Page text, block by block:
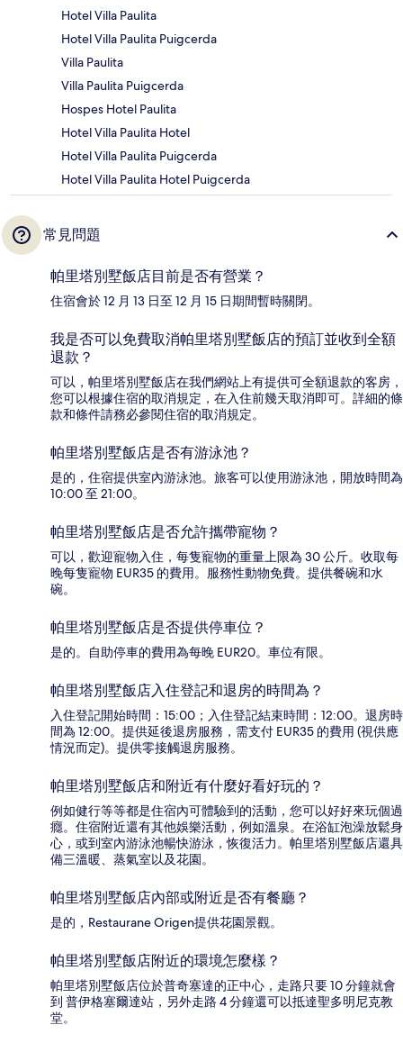
Hotel Villa Paulita
Hotel Villa Paulita Puigcerda
Villa Paulita
Villa Paulita Puigcerda
Hospes Hotel Paulita
Hotel Villa Paulita Hotel
Hotel Villa Paulita Puigcerda
Hotel Villa Paulita Hotel Puigcerda
常見問題
帕里塔別墅飯店目前是否有營業？
住宿會於 12 月 13 日至 12 月 15 日期間暫時關閉。
我是否可以免費取消帕里塔別墅飯店的預訂並收到全額
退款？
可以，帕里塔別墅飯店在我們網站上有提供可全額退款的客房，
您可以根據住宿的取消規定，在入住前幾天取消即可。詳細的條
款和條件請務必參閱住宿的取消規定。
帕里塔別墅飯店是否有游泳池？
是的，住宿提供室內游泳池。旅客可以使用游泳池，開放時間為
10:00 至 21:00。
帕里塔別墅飯店是否允許攜帶寵物？
可以，歡迎寵物入住，每隻寵物的重量上限為 30 公斤。收取每
晚每隻寵物 EUR35 的費用。服務性動物免費。提供餐碗和水
碗。
帕里塔別墅飯店是否提供停車位？
是的。自助停車的費用為每晚 EUR20。車位有限。
帕里塔別墅飯店入住登記和退房的時間為？
入住登記開始時間：15:00；入住登記結束時間：12:00。退房時
間為 12:00。提供延後退房服務，需支付 EUR35 的費用 (視供應
情況而定)。提供零接觸退房服務。
帕里塔別墅飯店和附近有什麼好看好玩的？
例如健行等等都是住宿內可體驗到的活動，您可以好好來玩個過
癮。住宿附近還有其他娛樂活動，例如溫泉。在浴缸泡澡放鬆身
心，或到室內游泳池暢快游泳，恢復活力。帕里塔別墅飯店還具
備三溫暖、蒸氣室以及花園。
帕里塔別墅飯店內部或附近是否有餐廳？
是的，Restaurane Origen提供花園景觀。
帕里塔別墅飯店附近的環境怎麼樣？
帕里塔別墅飯店位於普奇塞達的正中心，走路只要 10 分鐘就會
到 普伊格塞爾達站，另外走路 4 分鐘還可以抵達聖多明尼克教
堂。